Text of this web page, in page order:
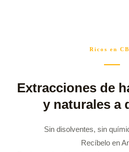
Ricos en
Extracciones de
y naturales a
Sin disolventes, sin
Recíbelo en